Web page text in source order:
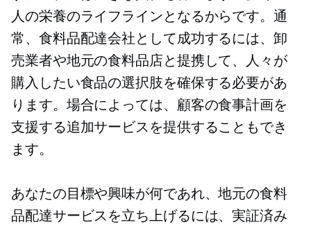
人の栄養のライフラインとなるからです。通
常、食料品配達会社として成功するには、卸
売業者や地元の食料品店と提携して、人々が
購入したい食品の選択肢を確保する必要があ
ります。場合によっては、顧客の食事計画を
支援する追加サービスを提供することもでき
ます。
あなたの目標や興味が何であれ、地元の食料
品配達サービスを立ち上げるには、実証済み